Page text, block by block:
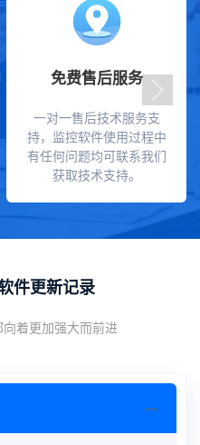
免费售后服务
一对一售后技术服务支
持，监控软件使用过程中
有任何问题均可联系我们
获取技术支持。
件更新记录
着更加强大而前进